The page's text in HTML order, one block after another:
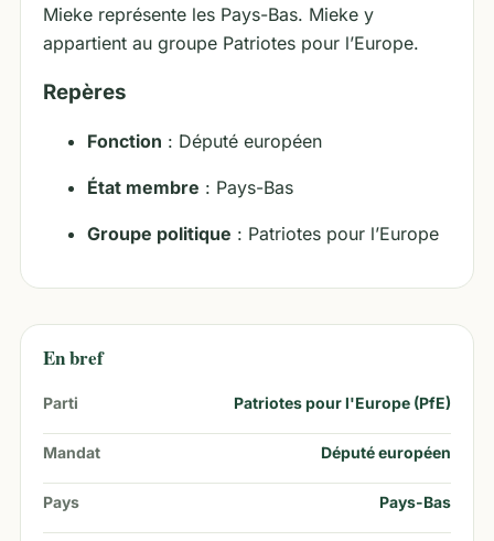
Mieke représente les Pays-Bas. Mieke y
appartient au groupe Patriotes pour l’Europe.
Repères
Fonction : Député européen
État membre : Pays-Bas
Groupe politique : Patriotes pour l’Europe
En bref
Parti Patriotes pour l'Europe (PfE)
Mandat Député européen
Pays Pays-Bas